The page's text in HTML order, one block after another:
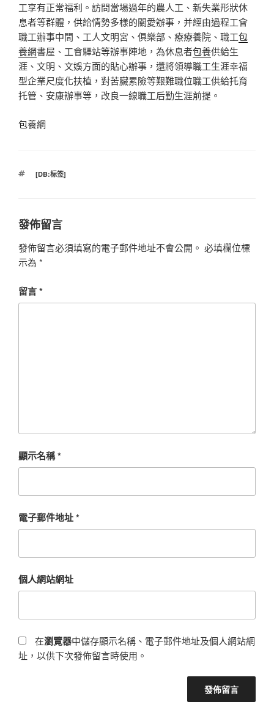
工享有正常福利。訪問當場過年的農人工、新失業形狀休
息者等群體，供給情勢多樣的關愛辦事，并經由過程工會
職工辦事中間、工人文明宮、俱樂部、療療養院、職工包
養網書屋、工會驛站等辦事陣地，為休息者包養供給生
涯、文明、文娛方面的貼心辦事，還將領導職工生涯幸福
型企業尺度化扶植，對苦臟累險等艱難職位職工供給托育
托管、安康辦事等，改良一線職工后勤生涯前提。
包養網
標
[DB:标签]
發佈留言
發佈留言必須填寫的電子郵件地址不會公開。 必填欄位標
示為 *
留言*
顯示名稱*
電子郵件地址*
個人網站網址
在瀏覽器中儲存顯示名稱、電子郵件地址及個人網站網
址，以供下次發佈留言時使用。